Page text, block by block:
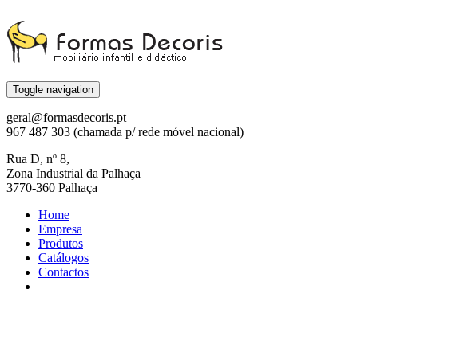
Toggle navigation
geral@formasdecoris.pt
967 487 303 (chamada p/ rede móvel nacional)
Rua D, nº 8,
Zona Industrial da Palhaça
3770-360 Palhaça
Home
Empresa
Produtos
Catálogos
Contactos